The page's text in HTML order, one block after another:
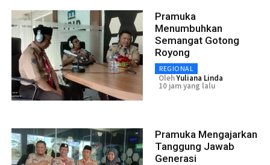
Pramuka
Menumbuhkan
Semangat Gotong
Royong
REGIONAL
OlehYuliana Linda
10 jam yang lalu
Pramuka Mengajarkan
Tanggung Jawab
Generasi